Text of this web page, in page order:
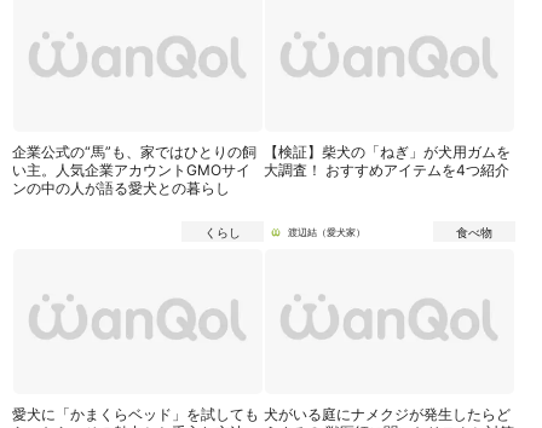
企業公式の“馬”も、家ではひとりの飼
い主。人気企業アカウントGMOサイ
ンの中の人が語る愛犬との暮らし
くらし
【検証】柴犬の「ねぎ」が犬用ガムを
大調査！ おすすめアイテムを4つ紹介
渡辺結（愛犬家） 食べ物
愛犬に「かまくらベッド」を試しても 犬がいる庭にナメクジが発生したらど